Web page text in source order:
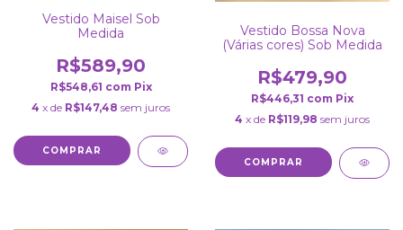
Vestido Maisel Sob
Medida
R$589,90
R$548,61 com Pix
4 x de R$147,48 sem juros
COMPRAR
Vestido Bossa Nova
(Várias cores) Sob Medida
R$479,90
R$446,31 com Pix
4 x de R$119,98 sem juros
COMPRAR